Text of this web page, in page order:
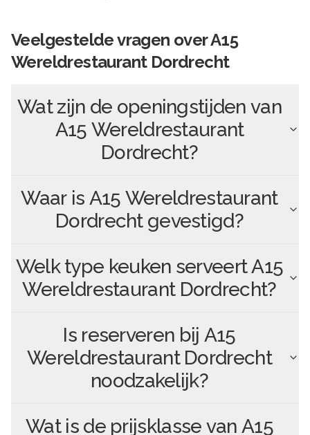
Veelgestelde vragen overA15
Wereldrestaurant Dordrecht
Wat zijn de openingstijden van
A15 Wereldrestaurant
Dordrecht?
Waar is A15 Wereldrestaurant
Dordrechtgevestigd?
Welk type keuken serveertA15
Wereldrestaurant Dordrecht?
Is reserveren bij A15
Wereldrestaurant Dordrecht
noodzakelijk?
Wat is de prijsklasse van A15